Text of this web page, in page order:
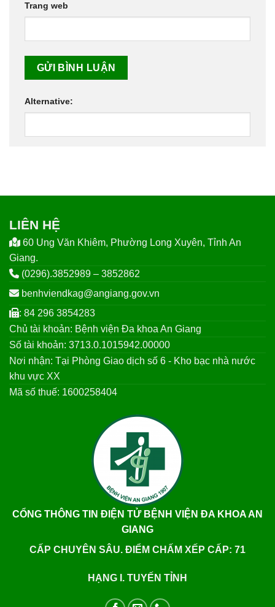
Trang web
Alternative:
LIÊN HỆ
60 Ung Văn Khiêm, Phường Long Xuyên, Tỉnh An
Giang.
(0296).3852989 – 3852862
benhviendkag@angiang.gov.vn
: 84 296 3854283
Chủ tài khoản: Bệnh viện Đa khoa An Giang
Số tài khoản: 3713.0.1015942.00000
Nơi nhận: Tại Phòng Giao dịch số 6 - Kho bạc nhà nước
khu vực XX
Mã số thuế: 1600258404
CỔNG THÔNG TIN ĐIỆN TỬ BỆNH VIỆN ĐA KHOA AN
GIANG
CẤP CHUYÊN SÂU. ĐIỂM CHẤM XẾP CẤP: 71
HẠNG I. TUYẾN TỈNH